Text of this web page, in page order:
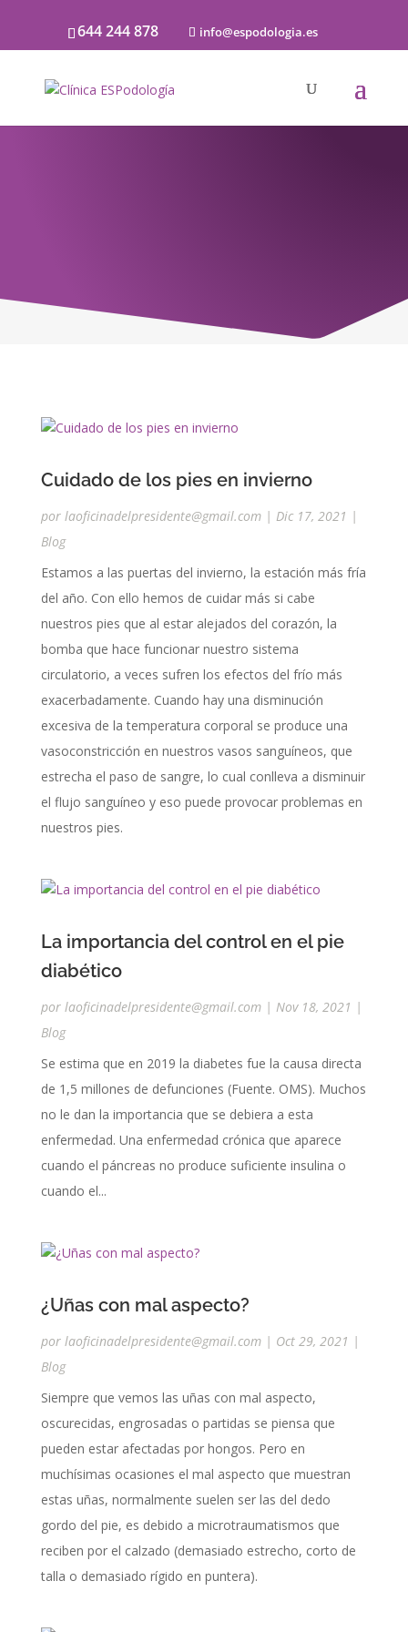
644 244 878 info@espodologia.es
Cuidado de los pies en invierno
por laoficinadelpresidente@gmail.com| Dic 17, 2021 |
Blog
Estamos a las puertas del invierno, la estación más fría
del año. Con ello hemos de cuidar más si cabe
nuestros pies que al estar alejados del corazón, la
bomba que hace funcionar nuestro sistema
circulatorio, a veces sufren los efectos del frío más
exacerbadamente. Cuando hay una disminución
excesiva de la temperatura corporal se produce una
vasoconstricción en nuestros vasos sanguíneos, que
estrecha el paso de sangre, lo cual conlleva a disminuir
el flujo sanguíneo y eso puede provocar problemas en
nuestros pies.
La importancia del control en el pie
diabético
por laoficinadelpresidente@gmail.com| Nov 18, 2021 |
Blog
Se estima que en 2019 la diabetes fue la causa directa
de 1,5 millones de defunciones (Fuente. OMS). Muchos
no le dan la importancia que se debiera a esta
enfermedad. Una enfermedad crónica que aparece
cuando el páncreas no produce suficiente insulina o
cuando el...
¿Uñas con mal aspecto?
por laoficinadelpresidente@gmail.com| Oct 29, 2021 |
Blog
Siempre que vemos las uñas con mal aspecto,
oscurecidas, engrosadas o partidas se piensa que
pueden estar afectadas por hongos. Pero en
muchísimas ocasiones el mal aspecto que muestran
estas uñas, normalmente suelen ser las del dedo
gordo del pie, es debido a microtraumatismos que
reciben por el calzado (demasiado estrecho, corto de
talla o demasiado rígido en puntera).